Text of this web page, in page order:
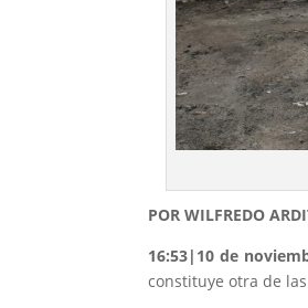
POR WILFREDO
16:53|10 de
constituye otra de